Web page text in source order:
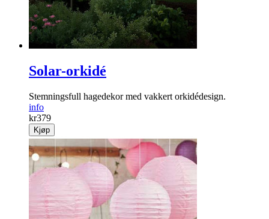
Solar-orkidé
Stemningsfull hagedekor med vakkert orkidédesign.
info
kr379
Kjøp